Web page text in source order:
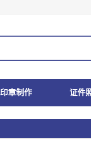
印章制作 证件